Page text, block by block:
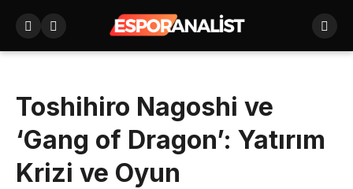
Toshihiro Nagoshi ve
‘Gang of Dragon’: Yatırım
Krizi ve Oyun